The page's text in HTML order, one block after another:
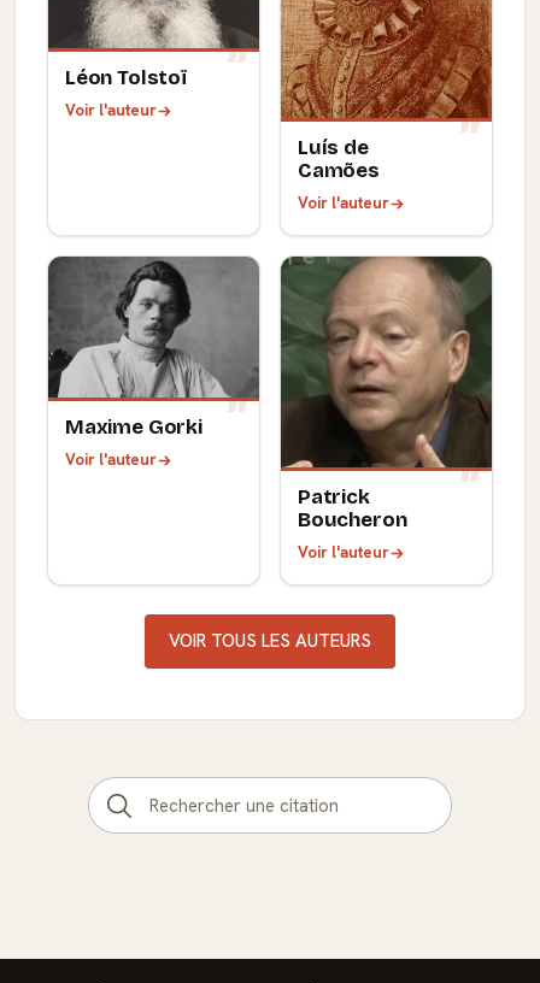
Léon Tolstoï
Voir l'auteur
Luís de
Camões
Voir l'auteur
Maxime Gorki
Voir l'auteur
Patrick
Boucheron
Voir l'auteur
VOIR TOUS LES AUTEURS